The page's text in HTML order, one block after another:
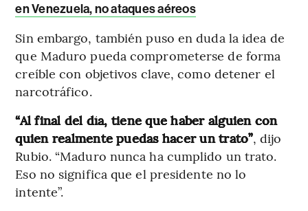
en Venezuela, no ataques aéreos
Sin embargo, también puso en duda la idea de
que Maduro pueda comprometerse de forma
creíble con objetivos clave, como detener el
narcotráfico.
“Al final del día, tiene que haber alguien con
quien realmente puedas hacer un trato”, dijo
Rubio. “Maduro nunca ha cumplido un trato.
Eso no significa que el presidente no lo
intente”.